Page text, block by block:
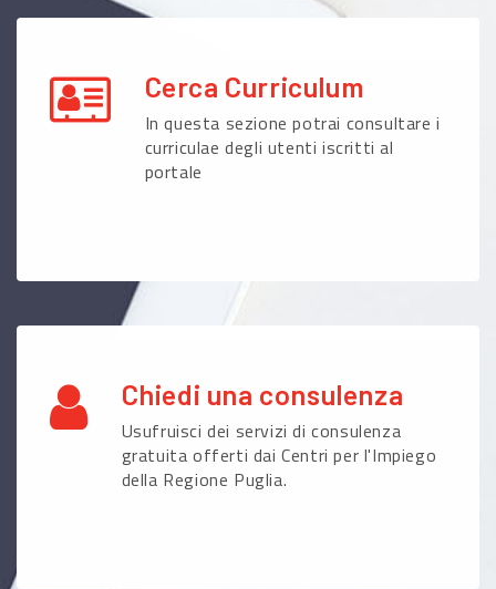
Cerca Curriculum
In questa sezione potrai consultare i
curriculae degli utenti iscritti al
portale
Chiedi una consulenza
Usufruisci dei servizi di consulenza
gratuita offerti dai Centri per l'Impiego
della Regione Puglia.